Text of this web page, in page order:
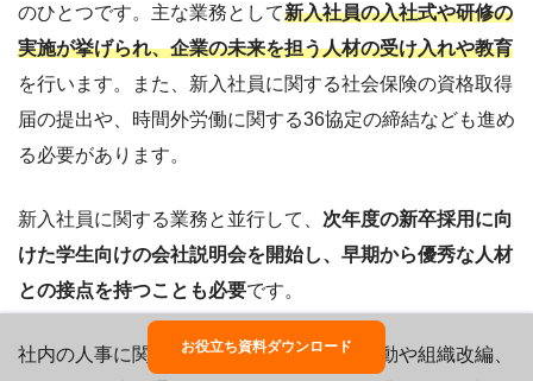
のひとつです。主な業務として新入社員の入社式や研修の
実施が挙げられ、企業の未来を担う人材の受け入れや教育
を行います。また、新入社員に関する社会保険の資格取得
届の提出や、時間外労働に関する36協定の締結なども進め
る必要があります。
新入社員に関する業務と並行して、 次年度の新卒採用に向
けた学生向けの会社説明会を開始し、早期から優秀な人材
との接点を持つことも必要です。
社内の人事に関する業務としては、定期異動や組織改編、
お役立ち資料ダウンロード